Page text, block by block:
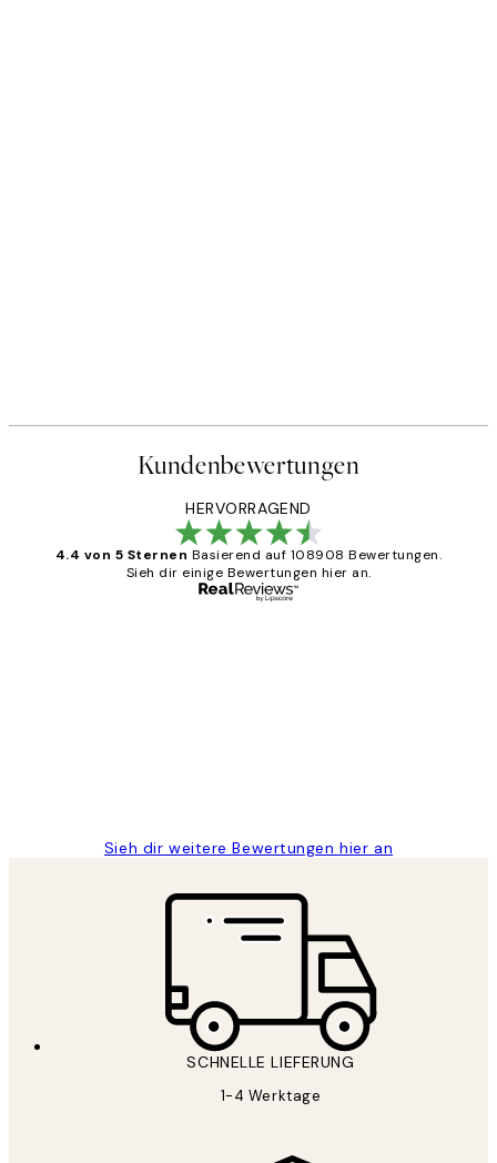
Kundenbewertungen
HERVORRAGEND
4.4 von 5 Sternen Basierend auf 108908 Bewertungen.
Sieh dir einige Bewertungen hier an.
Sieh dir weitere Bewertungen hier an
SCHNELLE LIEFERUNG
1-4 Werktage